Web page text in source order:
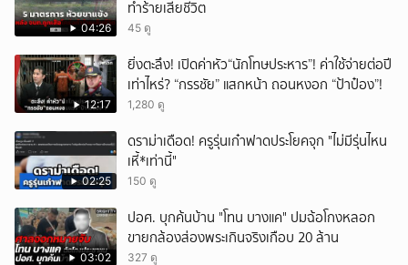
04:26
ทำร้ายเสียชีวิต
45 ดู
12:17
ยิ่งตะลึง! เปิดค่าหัว“นักโทษประหาร”! ค่าใช้จ่ายต่อปี
เท่าไหร่? “กรรชัย” แสกหน้า ถอนหงอก “ป้าป๋อง”!
1,280 ดู
02:25
ดราม่าเดือด! ครูรุ่นเก๋าฟาดประโยคจุก "ไม่มีรุ่นไหน
เหี้*เท่านี้"
150 ดู
03:02
ปอศ. บุกค้นบ้าน "โทน บางแค" ปมฉ้อโกงหลอก
ขายกล้องส่องพระเกินจริงเกือบ 20 ล้าน
327 ดู